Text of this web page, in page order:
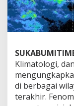
Klimatologi,
di berbagai
terakhir.